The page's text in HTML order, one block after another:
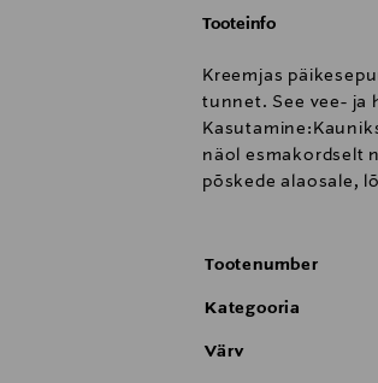
Tooteinfo
Kreemjas
tunnet. See vee- ja
näol esmakordselt
põskede alaosale,
Tootenumber
Kategooria
Värv